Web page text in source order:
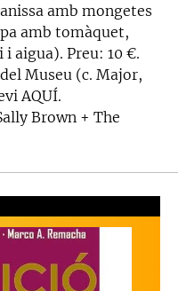
amb mongetes
amb tomàquet,
i aigua). Preu: 10 €.
Museu (c. Major,
AQUÍ.
Brown + The